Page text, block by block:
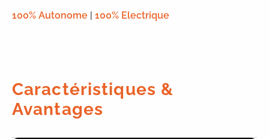
100% Autonome | 100% Electrique
Caractéristiques &
Avantages